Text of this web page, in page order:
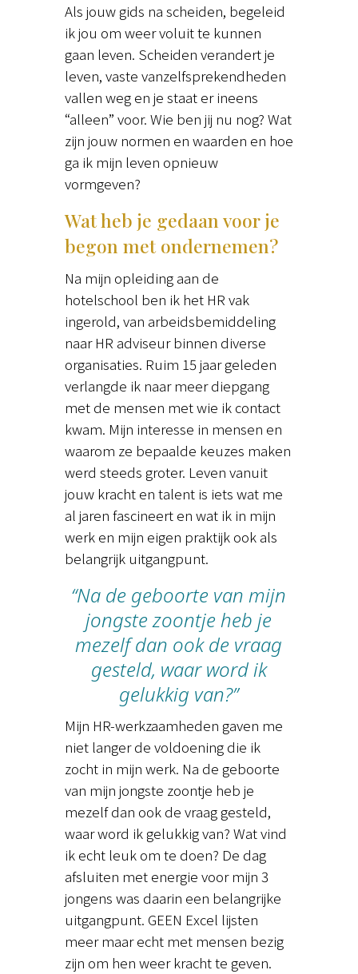
Als jouw gids na scheiden, begeleid
ik jou om weer voluit te kunnen
gaan leven. Scheiden verandert je
leven, vaste vanzelfsprekendheden
vallen weg en je staat er ineens
“alleen” voor. Wie ben jij nu nog? Wat
zijn jouw normen en waarden en hoe
ga ik mijn leven opnieuw
vormgeven?
Wat heb je gedaan voor je
begon met ondernemen?
Na mijn opleiding aan de
hotelschool ben ik het HR vak
ingerold, van arbeidsbemiddeling
naar HR adviseur binnen diverse
organisaties. Ruim 15 jaar geleden
verlangde ik naar meer diepgang
met de mensen met wie ik contact
kwam. Mijn interesse in mensen en
waarom ze bepaalde keuzes maken
werd steeds groter. Leven vanuit
jouw kracht en talent is iets wat me
al jaren fascineert en wat ik in mijn
werk en mijn eigen praktijk ook als
belangrijk uitgangpunt.
“Na de geboorte van mijn
jongste zoontje heb je
mezelf dan ook de vraag
gesteld, waar word ik
gelukkig van?”
Mijn HR-werkzaamheden gaven me
niet langer de voldoening die ik
zocht in mijn werk. Na de geboorte
van mijn jongste zoontje heb je
mezelf dan ook de vraag gesteld,
waar word ik gelukkig van? Wat vind
ik echt leuk om te doen? De dag
afsluiten met energie voor mijn 3
jongens was daarin een belangrijke
uitgangpunt. GEEN Excel lijsten
meer maar echt met mensen bezig
zijn om hen weer kracht te geven.